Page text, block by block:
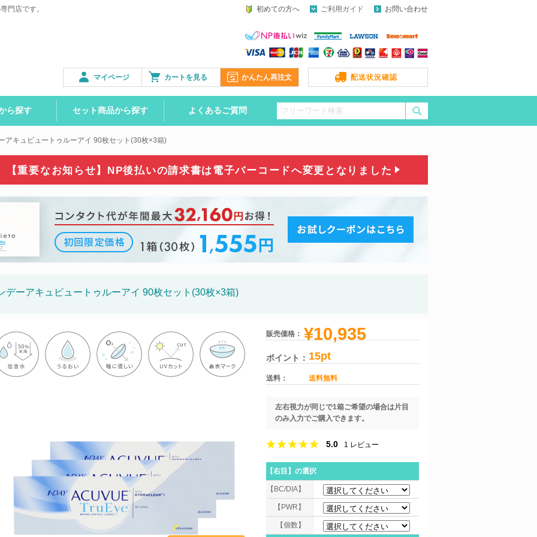
門店です。 初めての方へ ご利用ガイド お問い合わせ
かんたん再注文
カートを見る
マイページ 配送状況確認
ら探す セット商品から探す よくあるご質問
アキュビュートゥルーアイ 90枚セット(30枚×3箱)
【重要なお知らせ】NP後払いの請求書は電子バーコードへ変更となりました
デーアキュビュートゥルーアイ 90枚セット(30枚×3箱)
販売価格： ¥10,935
ポイント： 15pt
送料： 送料無料
左右視力が同じで1箱ご希望の場合は片目
のみ入力でご購入できます。
5.0 1 レビュー
【右目】 の選択
【BC/DIA】
【PWR】
【個数】